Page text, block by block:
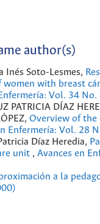
author(s)
Inés Soto-Lesmes,
with breast
Vol. 34
PATRICIA DÍAZ
Overview of
Enfermería: Vol. 28
Díaz Heredia,
unit , Avances en
a la